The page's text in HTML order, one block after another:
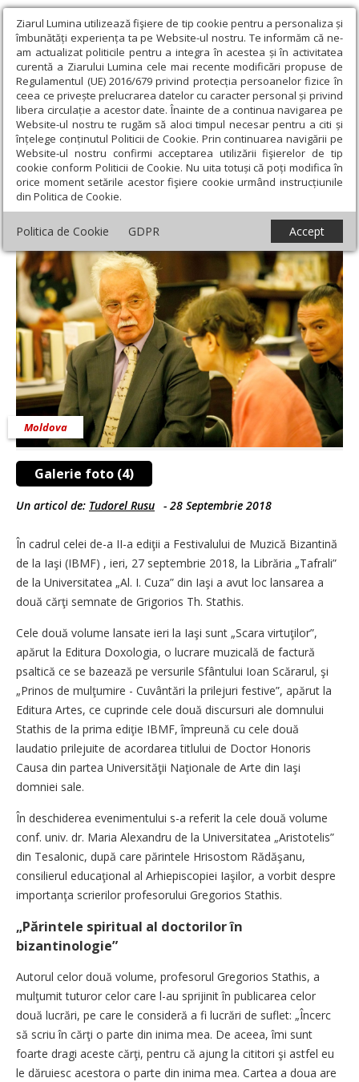
Ziarul Lumina utilizează fişiere de tip cookie pentru a personaliza și
îmbunătăți experiența ta pe Website-ul nostru. Te informăm că ne-
am actualizat politicile pentru a integra în acestea și în activitatea
curentă a Ziarului Lumina cele mai recente modificări propuse de
Regulamentul (UE) 2016/679 privind protecția persoanelor fizice în
ceea ce privește prelucrarea datelor cu caracter personal și privind
libera circulație a acestor date. Înainte de a continua navigarea pe
Website-ul nostru te rugăm să aloci timpul necesar pentru a citi și
înțelege conținutul Politicii de Cookie. Prin continuarea navigării pe
Website-ul nostru confirmi acceptarea utilizării fişierelor de tip
cookie conform Politicii de Cookie. Nu uita totuși că poți modifica în
orice moment setările acestor fişiere cookie urmând instrucțiunile
din Politica de Cookie.
Politica de Cookie GDPR Accept
Ziarul Lumina › Regionale › Moldova › Volumele profesorului
Grigorios Th. Stathis, lansate la Iaşi
Volumele profesorului Grigorios Th.
Stathis, lansate la Iaşi
Galerie foto (4)
Moldova
Un articol de: Tudorel Rusu - 28 Septembrie 2018
În cadrul celei de-a II-a ediţii a Festivalului de Muzică Bizantină
de la Iaşi (IBMF) , ieri, 27 septembrie 2018, la Librăria „Tafrali”
de la Universitatea „Al. I. Cuza” din Iaşi a avut loc lansarea a
două cărţi semnate de Grigorios Th. Stathis.
Cele două volume lansate ieri la Iaşi sunt „Scara virtuţilor”,
apărut la Editura Doxologia, o lucrare muzicală de factură
psaltică ce se bazează pe versurile Sfântului Ioan Scărarul, şi
„Prinos de mulţumire - Cuvântări la prilejuri festive”, apărut la
Editura Artes, ce cuprinde cele două discursuri ale domnului
Stathis de la prima ediţie IBMF, împreună cu cele două
laudatio prilejuite de acordarea titlului de Doctor Honoris
Causa din partea Universităţii Naţionale de Arte din Iaşi
domniei sale.
În deschiderea evenimentului s-a referit la cele două volume
conf. univ. dr. Maria Alexandru de la Universitatea „Aristotelis”
din Tesalonic, după care părintele Hrisostom Rădăşanu,
consilierul educaţional al Arhiepiscopiei Iaşilor, a vorbit despre
importanţa scrierilor profesorului Gregorios Stathis.
„Părintele spiritual al doctorilor în
bizantinologie”
Autorul celor două volume, profesorul Gregorios Stathis, a
mulţumit tuturor celor care l-au sprijinit în publicarea celor
două lucrări, pe care le consideră a fi lucrări de suflet: „Încerc
să scriu în cărţi o parte din inima mea. De aceea, îmi sunt
foarte dragi aceste cărţi, pentru că ajung la cititori şi astfel eu
le dăruiesc acestora o parte din inima mea. Cartea a doua are